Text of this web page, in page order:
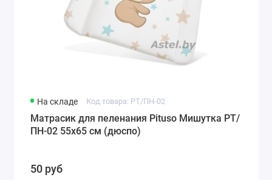
На складе Код товара: PT/ПН-02
Матрасик для пеленания Pituso Мишутка PT/
ПН-02 55х65 см (дюспо)
50 руб